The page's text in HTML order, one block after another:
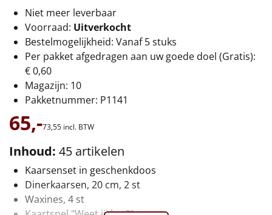
Alle kerstpakketten 2026
Thema
Origineel
Rituals
Luxe
Mannen
Vrouwen
Duurzaam
Niet meer leverbaar
Voorraad: Uitverkocht
Bestelmogelijkheid: Vanaf 5 stuks
Per pakket afgedragen aan uw goede doel (Gratis):
€ 0,60
Magazijn: 10
Pakketnummer: P1141
65,-73,55 incl. BTW
Inhoud: 45 artikelen
Kaarsenset in geschenkdoos
Dinerkaarsen, 20 cm, 2 st
Waxines, 4 st